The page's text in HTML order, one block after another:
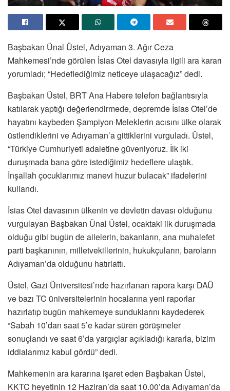
Başbakan Ünal Üstel, Adıyaman 3. Ağır Ceza
Mahkemesi’nde görülen İsias Otel davasıyla ilgili ara kararı
yorumladı; “Hedeflediğimiz neticeye ulaşacağız” dedi.
Başbakan Üstel, BRT Ana Habere telefon bağlantısıyla
katılarak yaptığı değerlendirmede, depremde İsias Otel’de
hayatını kaybeden Şampiyon Meleklerin acısını ülke olarak
üstlendiklerini ve Adıyaman’a gittiklerini vurguladı. Üstel,
“Türkiye Cumhuriyeti adaletine güveniyoruz. İlk iki
duruşmada bana göre istediğimiz hedeflere ulaştık.
İnşallah çocuklarımız manevi huzur bulacak” ifadelerini
kullandı.
İsias Otel davasının ülkenin ve devletin davası olduğunu
vurgulayan Başbakan Ünal Üstel, ocaktaki ilk duruşmada
olduğu gibi bugün de ailelerin, bakanların, ana muhalefet
parti başkanının, milletvekillerinin, hukukçuların, baroların
Adıyaman’da olduğunu hatırlattı.
Üstel, Gazi Üniversitesi’nde hazırlanan rapora karşı DAÜ
ve bazı TC üniversitelerinin hocalarına yeni raporlar
hazırlatıp bugün mahkemeye sunduklarını kaydederek
“Sabah 10’dan saat 5’e kadar süren görüşmeler
sonuçlandı ve saat 6’da yargıçlar açıkladığı kararla, bizim
iddialarımız kabul gördü” dedi.
Mahkemenin ara kararına işaret eden Başbakan Üstel,
KKTC heyetinin 12 Haziran’da saat 10.00’da Adıyaman’da